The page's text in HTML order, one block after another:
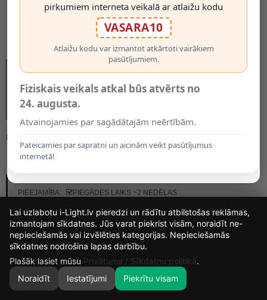
0
MODELIS:
105.70€
PIEEJAMĪBA:
PIEGĀDES LAIKS ~2 NEDĒĻAS
KRĀSA
pirkumiem interneta veikalā ar atlaižu kodu
VASARA10
Atlaižu kodu var izmantot atkārtoti vairākiem
pasūtījumiem.
Fiziskais veikals atkal būs atvērts no
24. augusta.
Atvainojamies par sagādātajām neērtībām.
Pateicamies par sapratni un aicinām veikt pasūtījumus
internetā!
16
DIENAS
16
STUNDAS
0
MIN.
37
Lai uzlabotu i-Light.lv pieredzi un rādītu atbilstošas reklāmas,
izmantojam sīkdatnes. Jūs varat piekrist visām, noraidīt ne-
nepieciešamās vai izvēlēties kategorijas. Nepieciešamās
sīkdatnes nodrošina lapas darbību.
Plašāk lasiet mūsu Privātuma / Sīkdatņu politikā.
Noraidīt
Iestatījumi Piekrītu visam